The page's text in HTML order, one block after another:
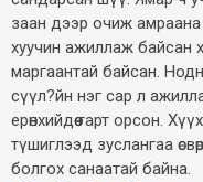
заан дээр очиж
хуучин ажиллаж байсан
маргаантай байсан.
сүүл?йн нэг сар л
ерөнхийдөө гарт орсон.
түшиглээд зуслангаа
болгох санаатай байна.